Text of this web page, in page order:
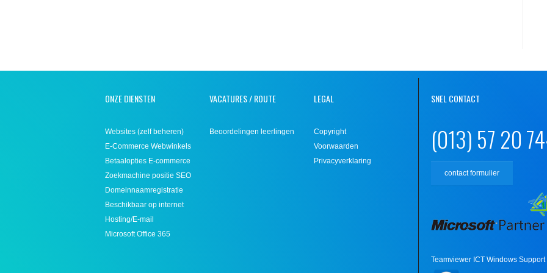
ONZE DIENSTEN
Websites (zelf beheren)
E-Commerce Webwinkels
Betaalopties E-commerce
Zoekmachine positie SEO
Domeinnaamregistratie
Beschikbaar op internet
Hosting/E-mail
Microsoft Office 365
VACATURES / ROUTE
Beoordelingen leerlingen
LEGAL
Copyright
Voorwaarden
Privacyverklaring
SNEL CONTACT
(013) 57 20
contact formulier
Teamviewer ICT Windows Support